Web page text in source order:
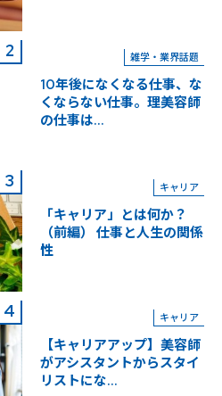
雑学・業界話題
10年後になくなる仕事、な
くならない仕事。理美容師
の仕事は...
キャリア
「キャリア」とは何か？
（前編） 仕事と人生の関係
性
キャリア
【キャリアアップ】美容師
がアシスタントからスタイ
リストにな...